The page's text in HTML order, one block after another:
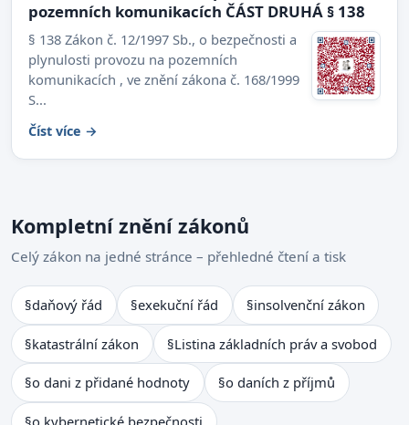
pozemních komunikacích ČÁST DRUHÁ § 138
§ 138 Zákon č. 12/1997 Sb., o bezpečnosti a
plynulosti provozu na pozemních
komunikacích , ve znění zákona č. 168/1999
S...
Číst více →
Kompletní znění zákonů
Celý zákon na jedné stránce – přehledné čtení a tisk
§daňový řád §exekuční řád §insolvenční zákon
§katastrální zákon §Listina základních práv a svobod
§o dani z přidané hodnoty §o daních z příjmů
§o kybernetické bezpečnosti